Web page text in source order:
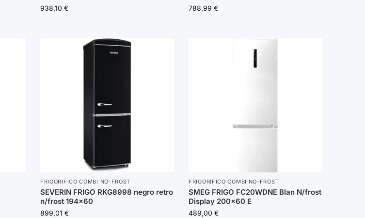
938,10 € 788,99€
FRIGORIFICO COMBI NO-FROST
SEVERIN FRIGO RKG8998 negro retro
n/frost 194×60
899,01 €
FRIGORIFICO COMBI NO-FROST
SMEG FRIGO FC20WDNE Blan N/frost
Display 200×60 E
489,00€